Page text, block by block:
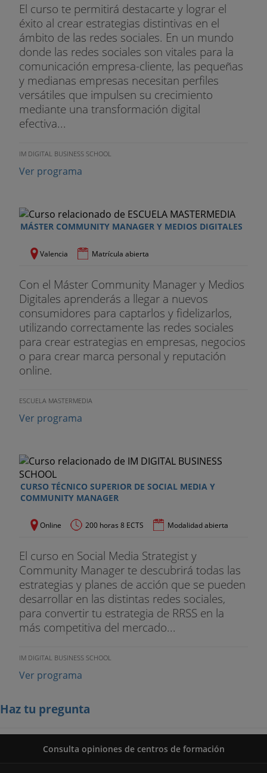
El curso te permitirá destacarte y lograr el
éxito al crear estrategias distintivas en el
ámbito de las redes sociales. En un mundo
donde las redes sociales son vitales para la
comunicación empresa-cliente, las pequeñas
y medianas empresas necesitan perfiles
versátiles que impulsen su crecimiento
mediante una transformación digital
efectiva...
IM DIGITAL BUSINESS SCHOOL
Ver programa
MÁSTER COMMUNITY MANAGER Y MEDIOS DIGITALES
Valencia Matrícula abierta
Con el Máster Community Manager y Medios
Digitales aprenderás a llegar a nuevos
consumidores para captarlos y fidelizarlos,
utilizando correctamente las redes sociales
para crear estrategias en empresas, negocios
o para crear marca personal y reputación
online.
ESCUELA MASTERMEDIA
Ver programa
CURSO TÉCNICO SUPERIOR DE SOCIAL MEDIA Y
COMMUNITY MANAGER
Online 200 horas 8 ECTS Modalidad abierta
El curso en Social Media Strategist y
Community Manager te descubrirá todas las
estrategias y planes de acción que se pueden
desarrollar en las distintas redes sociales,
para convertir tu estrategia de RRSS en la
más competitiva del mercado...
IM DIGITAL BUSINESS SCHOOL
Ver programa
Haz tu pregunta
Consulta opiniones de centros de formación